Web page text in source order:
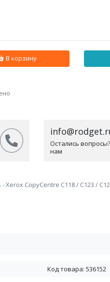
В корзину
Остались
нам
CopyCentre C118 / C123 /
Код товара: 536152